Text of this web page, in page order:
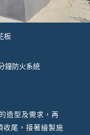
板
鐘防火系統
造型及需求，再
收尾，接著繪製施